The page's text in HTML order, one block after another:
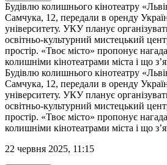
Будівлю колишнього кінотеатру
Самчука, 12, передали в оренду
університету. УКУ планує
освітньо-культурний мистецький
простір. «Твоє місто» пропонує
колишніми кінотеатрами міста і що
Будівлю колишнього кінотеатру
Самчука, 12, передали в оренду
університету. УКУ планує
освітньо-культурний мистецький
простір. «Твоє місто» пропонує
колишніми кінотеатрами міста і що
22 червня 2025, 11:15